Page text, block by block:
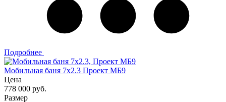
Подробнее
Мобильная баня 7x2.3 Проект МБ9
Цена
778 000 руб.
Размер